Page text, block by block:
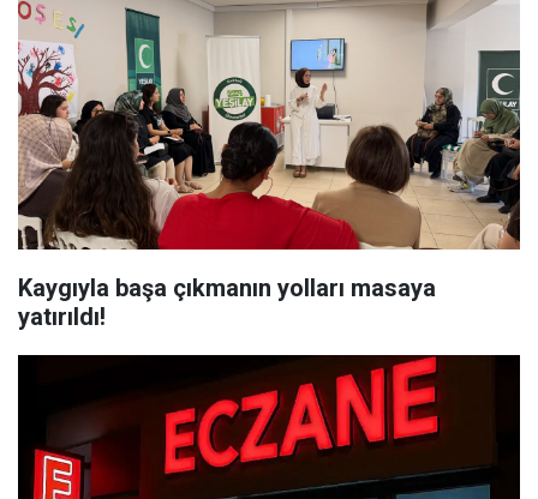
Kaygıyla başa çıkmanın yolları masaya
yatırıldı!